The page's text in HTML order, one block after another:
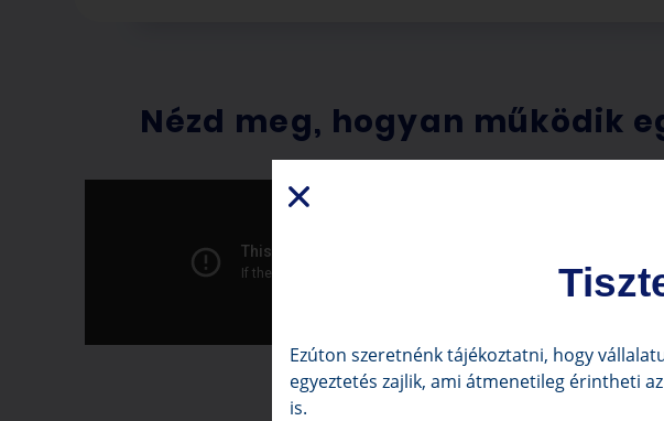
Nézd meg, hogyan működik
Ezúton szeretnénk tájékoztatni, hogy
egyeztetés zajlik, ami átmenetileg érintheti
is.